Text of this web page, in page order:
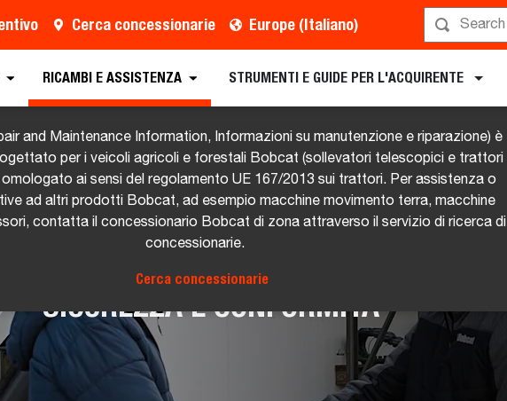
Cerca concessionarie Europe (Italiano)
RICAMBI E ASSISTENZA STRUMENTI E GUIDE PER L'ACQUIRENTE
and Maintenance Information, Informazioni su manutenzione e riparazione) è
per i veicoli agricoli e forestali Bobcat (sollevatori telescopici e trattori
ai sensi del regolamento UE 167/2013 sui trattori. Per assistenza o
ad altri prodotti Bobcat, ad esempio macchine movimento terra, macchine
contatta il concessionario Bobcat di zona attraverso il servizio di ricerca di
concessionarie.
Cerca concessionarie
SICUREZZA E CONFORMITÀ